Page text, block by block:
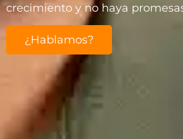
crecimiento y no haya
¿Hablamos?